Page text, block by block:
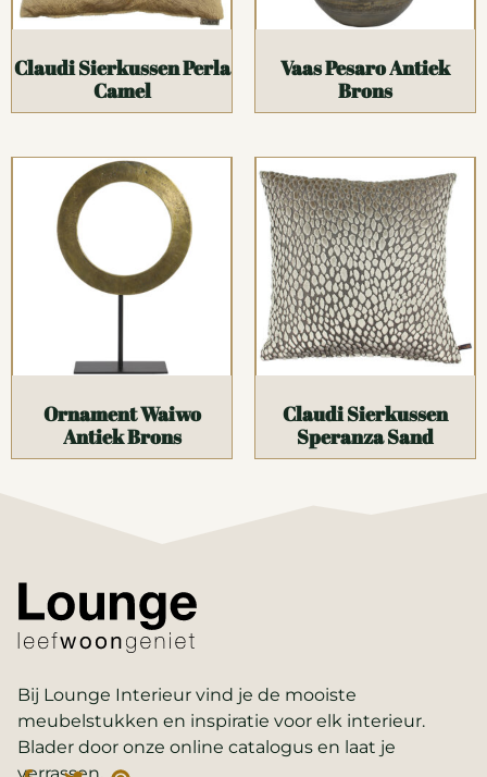
Claudi Sierkussen Perla
Camel
Vaas Pesaro Antiek
Brons
Ornament Waiwo
Antiek Brons
Claudi Sierkussen
Speranza Sand
Bij Lounge Interieur vind je de mooiste
meubelstukken en inspiratie voor elk interieur.
Blader door onze online catalogus en laat je
verrassen.